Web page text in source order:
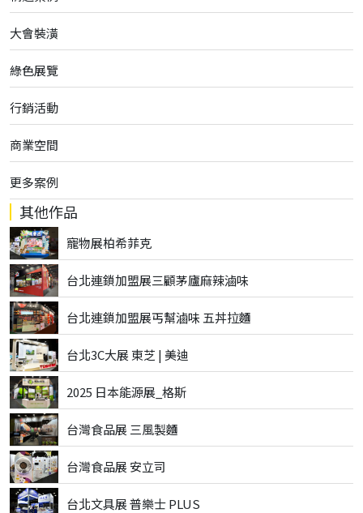
大會裝潢
綠色展覽
行銷活動
商業空間
更多案例
其他作品
寵物展柏希菲克
台北連鎖加盟展三顧茅廬麻辣滷味
台北連鎖加盟展丐幫滷味 五丼拉麵
台北3C大展 東芝 | 美迪
2025 日本能源展_格斯
台灣食品展 三風製麵
台灣食品展 安立司
台北文具展 普樂士 PLUS